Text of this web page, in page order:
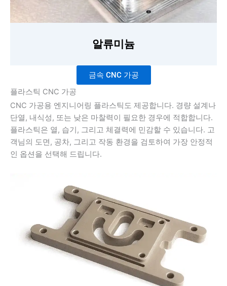
알류미늄
금속 CNC 가공
플라스틱 CNC 가공
CNC 가공용 엔지니어링 플라스틱도 제공합니다. 경량 설계나
단열, 내식성, 또는 낮은 마찰력이 필요한 경우에 적합합니다.
플라스틱은 열, 습기, 그리고 체결력에 민감할 수 있습니다. 고
객님의 도면, 공차, 그리고 작동 환경을 검토하여 가장 안정적
인 옵션을 선택해 드립니다.